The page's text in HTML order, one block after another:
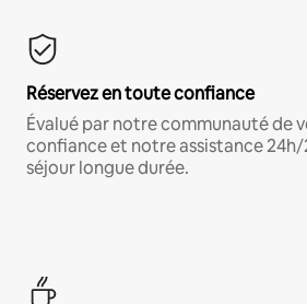
Réservez en toute confiance
Évalué par notre communauté de
confiance et notre assistance
séjour longue durée.